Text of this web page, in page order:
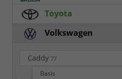
Toyota
Volkswagen
Caddy 77
Basis